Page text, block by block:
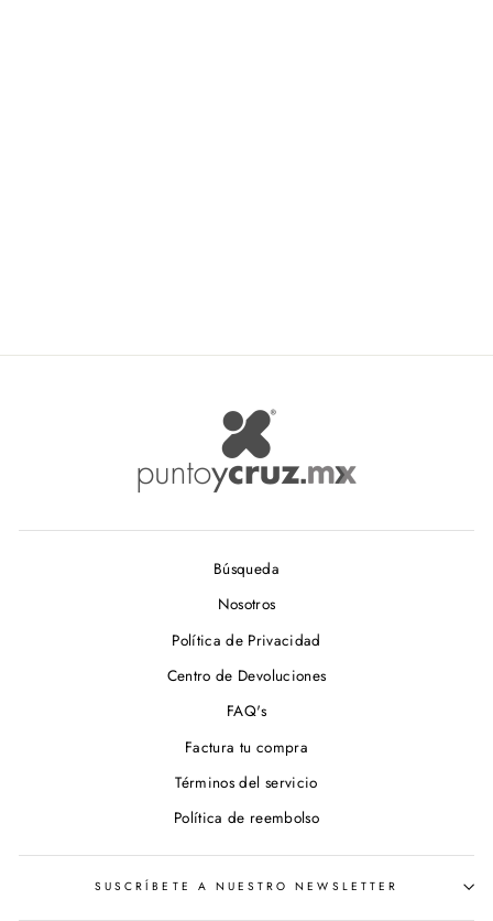
Búsqueda
Nosotros
Política de Privacidad
Centro de Devoluciones
FAQ's
Factura tu compra
Términos del servicio
Política de reembolso
SUSCRÍBETE A NUESTRO NEWSLETTER